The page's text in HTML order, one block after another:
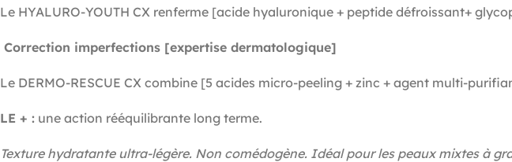
Le HYALURO-YOUTH CX renferme [acide hyaluronique + peptide défroissant+
Correction imperfections [expertise dermatologique]
Le DERMO-RESCUE CX combine [5 acides micro-peeling + zinc + agent multi-
LE + : une action rééquilibrante long terme.
Texture hydratante ultra-légère. Non comédogène. Idéal pour les peaux mixtes à